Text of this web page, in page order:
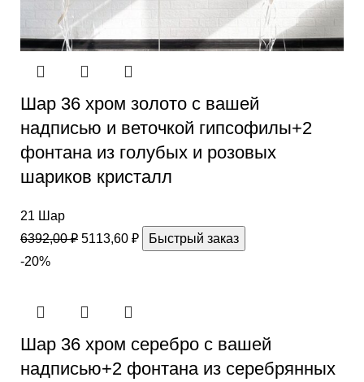
Шар 36 хром золото с вашей
надписью и веточкой гипсофилы+2
фонтана из голубых и розовых
шариков кристалл
21 Шар
6392,00₽ 5113,60 ₽
Быстрый заказ
-20%
Шар 36 хром серебро с вашей
надписью+2 фонтана из серебрянных